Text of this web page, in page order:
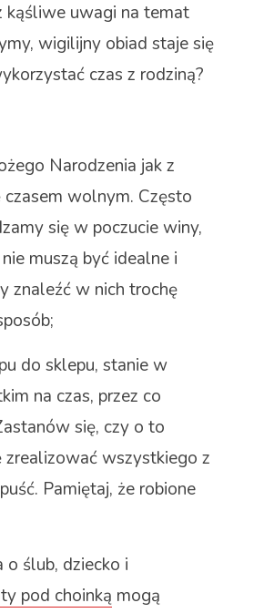
kąśliwe uwagi na temat
wigilijny obiad staje się
czas z rodziną?
Narodzenia jak z
wolnym. Często
się w poczucie winy,
muszą być idealne i
znaleźć w nich trochę
do sklepu, stanie w
na czas, przez co
się, czy o to
zrealizować wszystkiego z
Pamiętaj, że robione
ślub, dziecko i
pod choinką mogą